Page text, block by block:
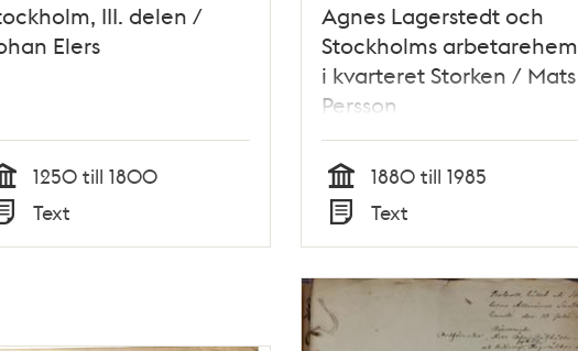
III. delen /
Elers
1250 till 1800
Text
Agnes Lagerstedt och
Stockholms arbetarehem
i kvarteret Storken / Mats
Persson
Tid
1880 till 1985
Typ
Text